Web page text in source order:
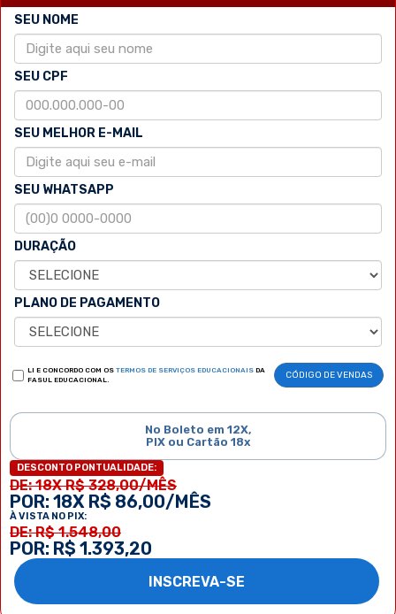
SEU NOME
SEU CPF
SEU MELHOR E-MAIL
SEU WHATSAPP
DURAÇÃO
PLANO DE PAGAMENTO
LI E CONCORDO COM OS TERMOS DE SERVIÇOS EDUCACIONAIS DA
FASUL EDUCACIONAL.
CÓDIGO DE VENDAS
No Boleto em 12X,
PIX ou Cartão 18x
DESCONTO PONTUALIDADE:
DE: 18X R$ 328,00/MÊS
POR: 18X R$ 86,00/MÊS
À VISTA NO PIX:
DE: R$ 1.548,00
POR: R$ 1.393,20
INSCREVA-SE